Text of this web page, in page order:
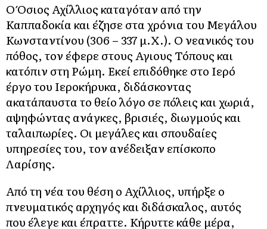
Ο Όσιος Αχίλλιος καταγόταν από την
Καππαδοκία και έζησε στα χρόνια του Μεγάλου
Κωνσταντίνου (306 – 337 μ.Χ.). Ο νεανικός του
πόθος, τον έφερε στους Αγιους Τόπους και
κατόπιν στη Ρώμη. Εκεί επιδόθηκε στο Ιερό
έργο του Ιεροκήρυκα, διδάσκοντας
ακατάπαυστα το θείο λόγο σε πόλεις και χωριά,
αψηφώντας ανάγκες, βρισιές, διωγμούς και
ταλαιπωρίες. Οι μεγάλες και σπουδαίες
υπηρεσίες του, τον ανέδειξαν επίσκοπο
Λαρίσης.
Από τη νέα του θέση ο Αχίλλιος, υπήρξε ο
πνευματικός αρχηγός και διδάσκαλος, αυτός
που έλεγε και έπραττε. Κήρυττε κάθε μέρα,